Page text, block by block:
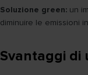
Soluzione green: un
diminuire le emissioni
Svantaggi di